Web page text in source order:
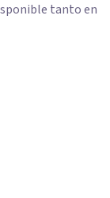
tanto en